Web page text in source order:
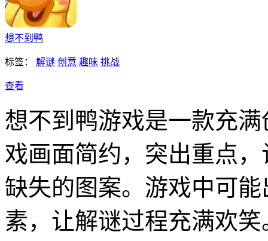
想不到鸭
标签： 解谜 创意 趣味 挑战
查看
想不到鸭游戏是一款充
戏画面简约，突出重点
缺失的图案。游戏中可
素，让解谜过程充满欢